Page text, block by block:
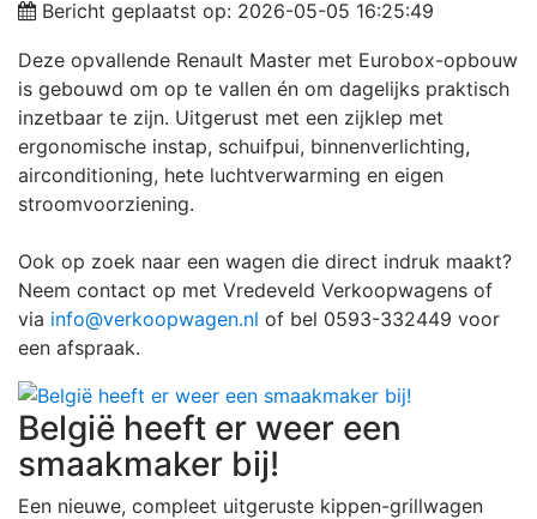
Bericht geplaatst op: 2026-05-05 16:25:49
Deze opvallende Renault Master met Eurobox-opbouw
is gebouwd om op te vallen én om dagelijks praktisch
inzetbaar te zijn. Uitgerust met een zijklep met
ergonomische instap, schuifpui, binnenverlichting,
airconditioning, hete luchtverwarming en eigen
stroomvoorziening.
Ook op zoek naar een wagen die direct indruk maakt?
Neem contact op met Vredeveld Verkoopwagens of
via info@verkoopwagen.nl of bel 0593-332449 voor
een afspraak.
België heeft er weer een
smaakmaker bij!
Een nieuwe, compleet uitgeruste kippen-grillwagen